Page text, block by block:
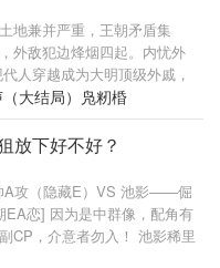
地兼并严重，王朝矛盾集
外敌犯边烽烟四起。内忧外
人穿越成为大明顶级外戚，
荣华富贵的生活，谁知等待
靖皇帝‘斩于西市’。 不甘引颈
是正途。且看他如何辗转腾
煌大业，留下一段大明风
大结局）凫籾棔
放下好不好？
攻（隐藏E）VS 池影——倔
EA恋] 因为是中群像，配角有
CP，介意者勿入！ 池影稀里